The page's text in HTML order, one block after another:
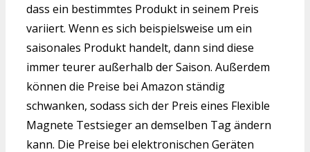
dass ein bestimmtes Produkt in seinem Preis
variiert. Wenn es sich beispielsweise um ein
saisonales Produkt handelt, dann sind diese
immer teurer außerhalb der Saison. Außerdem
können die Preise bei Amazon ständig
schwanken, sodass sich der Preis eines Flexible
Magnete Testsieger an demselben Tag ändern
kann. Die Preise bei elektronischen Geräten